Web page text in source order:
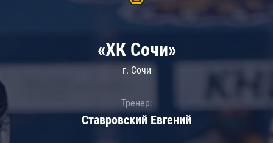
«ХК Сочи»
г. Сочи
Тренер:
Ставровский Евгений